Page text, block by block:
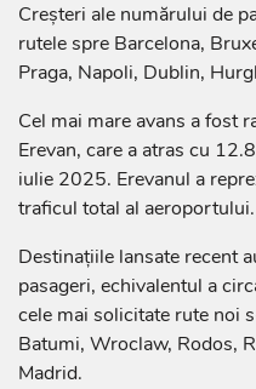
Creșteri ale numărului de
rutele spre Barcelona,
Praga, Napoli, Dublin,
Cel mai mare avans a fost
Erevan, care a atras cu
iulie 2025. Erevanul a
traficul total al aeroportului.
Destinațiile lansate recent
pasageri, echivalentul a
cele mai solicitate rute noi
Batumi, Wroclaw, Rodos,
Madrid.